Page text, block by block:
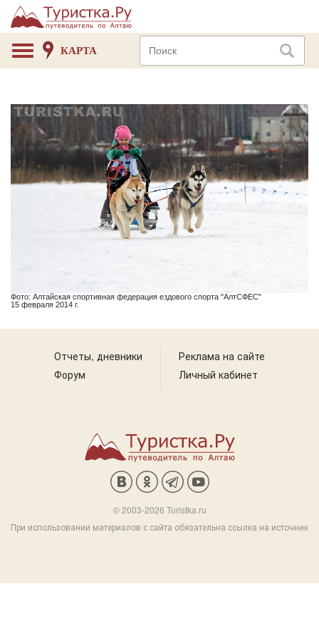
КАРТА
Фото: Алтайская спортивная федерация ездового спорта "АлтСФЕС"
15 февраля 2014 г.
Отчеты, дневники
Форум
Реклама на сайте
Личный кабинет
© 2003-2026 Turistka.ru
При использовании материалов с сайта обязательна ссылка на источник